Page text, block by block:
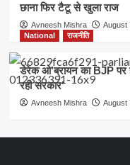
छाना फिर टैटू से खुला राज
Avneesh Mishra August
National
राजनीति
डेरेक ओ’ब्रायन का BJP पर
रही सरकार’
Avneesh Mishra August